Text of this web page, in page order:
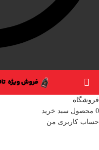
فروشگاه
0 محصول سبد خرید
حساب کاربری من